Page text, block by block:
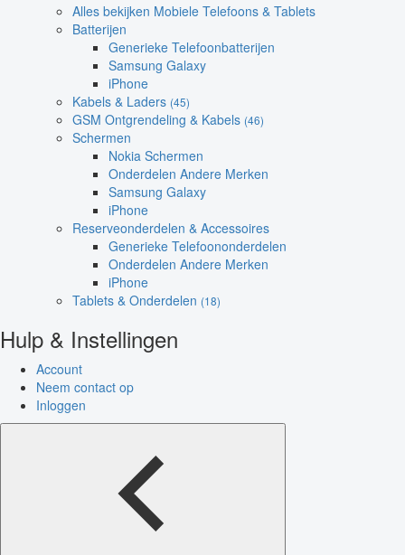
Alles bekijken Mobiele Telefoons & Tablets
Batterijen
Generieke Telefoonbatterijen
Samsung Galaxy
iPhone
Kabels & Laders (45)
GSM Ontgrendeling & Kabels (46)
Schermen
Nokia Schermen
Onderdelen Andere Merken
Samsung Galaxy
iPhone
Reserveonderdelen & Accessoires
Generieke Telefoononderdelen
Onderdelen Andere Merken
iPhone
Tablets & Onderdelen (18)
Hulp & Instellingen
Account
Neem contact op
Inloggen